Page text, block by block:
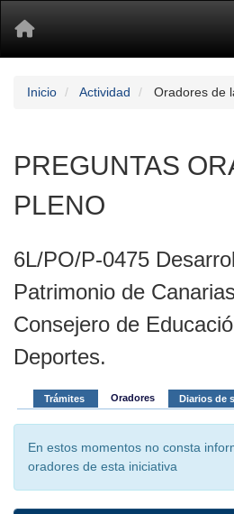
Inicio Actividad Oradores de
PREGUNTAS
PLENO
6L/PO/P-0475
Patrimonio de
Consejero de
Deportes.
Trámites Oradores Diarios de
En estos momentos no consta
oradores de esta iniciativa